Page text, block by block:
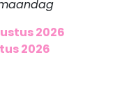
2026
2026